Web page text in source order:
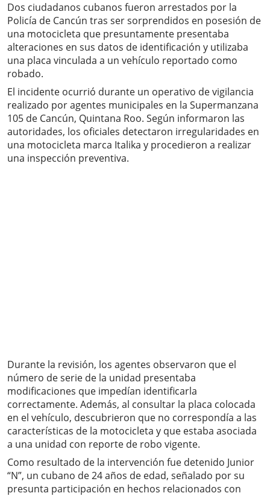
Dos ciudadanos cubanos fueron arrestados por la
Policía de Cancún tras ser sorprendidos en posesión de
una motocicleta que presuntamente presentaba
alteraciones en sus datos de identificación y utilizaba
una placa vinculada a un vehículo reportado como
robado.
El incidente ocurrió durante un operativo de vigilancia
realizado por agentes municipales en la Supermanzana
105 de Cancún, Quintana Roo. Según informaron las
autoridades, los oficiales detectaron irregularidades en
una motocicleta marca Italika y procedieron a realizar
una inspección preventiva.
Durante la revisión, los agentes observaron que el
número de serie de la unidad presentaba
modificaciones que impedían identificarla
correctamente. Además, al consultar la placa colocada
en el vehículo, descubrieron que no correspondía a las
características de la motocicleta y que estaba asociada
a una unidad con reporte de robo vigente.
Como resultado de la intervención fue detenido Junior
“N”, un cubano de 24 años de edad, señalado por su
presunta participación en hechos relacionados con